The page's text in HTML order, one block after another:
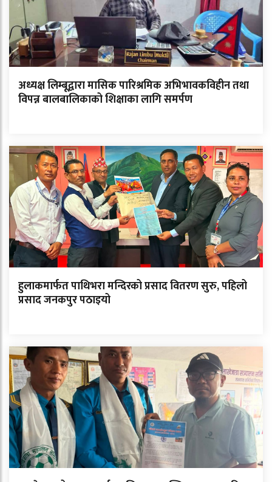
अध्यक्ष लिम्बूद्वारा मासिक पारिश्रमिक अभिभावकविहीन तथा
विपन्न बालबालिकाको शिक्षाका लागि समर्पण
हुलाकमार्फत पाथिभरा मन्दिरको प्रसाद वितरण सुरु, पहिलो
प्रसाद जनकपुर पठाइयो